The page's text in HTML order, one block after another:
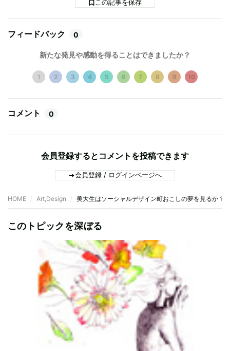
この記事を保存
フィードバック 0
新たな発見や感動を得ることはできましたか？
1 2 3 4 5 6 7 8 9 10
コメント 0
会員登録するとコメントを投稿できます
会員登録 / ログインページへ
HOME Art,Design 美大生はソーシャルデザイン町おこしの夢を見るか？
このトピックを深ぼる